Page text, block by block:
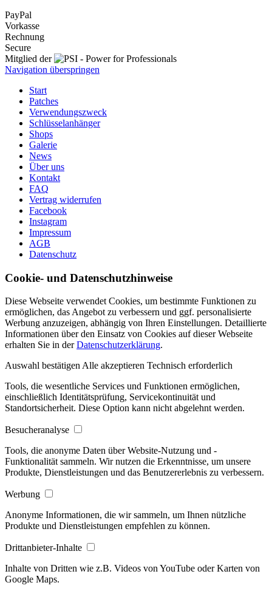
PayPal
Vorkasse
Rechnung
Secure
Mitglied der
Navigation überspringen
Start
Patches
Verwendungszweck
Schlüsselanhänger
Shops
Galerie
News
Über uns
Kontakt
FAQ
Vertrag widerrufen
Facebook
Instagram
Impressum
AGB
Datenschutz
Cookie- und Datenschutzhinweise
Diese Webseite verwendet Cookies, um bestimmte Funktionen zu
ermöglichen, das Angebot zu verbessern und ggf. personalisierte
Werbung anzuzeigen, abhängig von Ihren Einstellungen. Detaillierte
Informationen über den Einsatz von Cookies auf dieser Webseite
erhalten Sie in derDatenschutzerklärung.
Auswahl bestätigen Alle akzeptieren Technisch erforderlich
Tools, die wesentliche Services und Funktionen ermöglichen,
einschließlich Identitätsprüfung, Servicekontinuität und
Standortsicherheit. Diese Option kann nicht abgelehnt werden.
Besucheranalyse
Tools, die anonyme Daten über Website-Nutzung und -
Funktionalität sammeln. Wir nutzen die Erkenntnisse, um unsere
Produkte, Dienstleistungen und das Benutzererlebnis zu verbessern.
Werbung
Anonyme Informationen, die wir sammeln, um Ihnen nützliche
Produkte und Dienstleistungen empfehlen zu können.
Drittanbieter-Inhalte
Inhalte von Dritten wie z.B. Videos von YouTube oder Karten von
Google Maps.